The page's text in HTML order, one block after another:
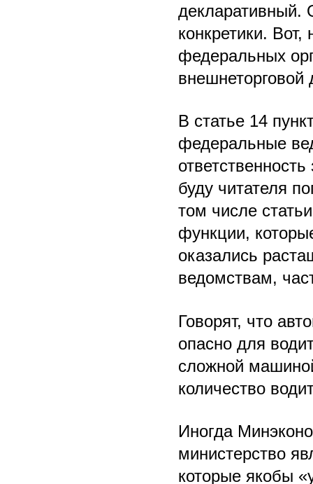
декларативный.
конкретики.
федеральных
внешнеторговой
В статье 14
федеральные
буду читателя
том числе
функции,
оказались
ведомствам,
Говорят, что
опасно для
сложной
количество
Иногда
министерство
которые якобы